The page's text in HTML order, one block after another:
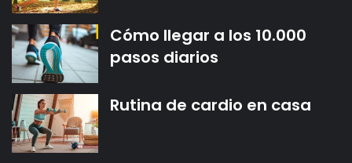
Cómo llegar a los 10.000
pasos diarios
Rutina de cardio en casa